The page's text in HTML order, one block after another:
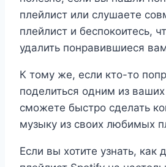
плейлист или слушаете
плейлист и беспокоитесь,
удалить понравившиеся
К тому же, если кто-то
поделиться одним из
сможете быстро сделать
музыку из своих любимых
Если вы хотите узнать, как